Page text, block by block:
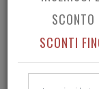
SCONTI